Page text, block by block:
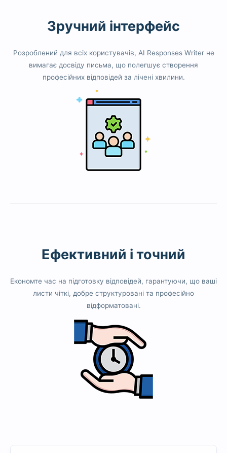
Зручний інтерфейс
Розроблений для всіх користувачів, AI Responses Writer не
вимагає досвіду письма, що полегшує створення
професійних відповідей за лічені хвилини.
Ефективний і точний
Економте час на підготовку відповідей, гарантуючи, що ваші
листи чіткі, добре структуровані та професійно
відформатовані.